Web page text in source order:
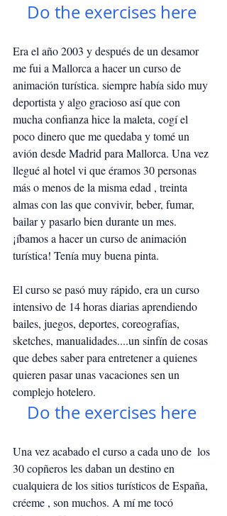
Do the exercises here
Era el año 2003 y después de un desamor
me fui a Mallorca a hacer un curso de
animación turística. siempre había sido muy
deportista y algo gracioso así que con
mucha confianza hice la maleta, cogí el
poco dinero que me quedaba y tomé un
avión desde Madrid para Mallorca. Una vez
llegué al hotel vi que éramos 30 personas
más o menos de la misma edad , treinta
almas con las que convivir, beber, fumar,
bailar y pasarlo bien durante un mes.
¡íbamos a hacer un curso de animación
turística! Tenía muy buena pinta.
El curso se pasó muy rápido, era un curso
intensivo de 14 horas diarias aprendiendo
bailes, juegos, deportes, coreografías,
sketches, manualidades....un sinfín de cosas
que debes saber para entretener a quienes
quieren pasar unas vacaciones sen un
complejo hotelero.
Do the exercises here
Una vez acabado el curso a cada uno de  los
30 copñeros les daban un destino en
cualquiera de los sitios turísticos de España,
créeme , son muchos. A mí me tocó